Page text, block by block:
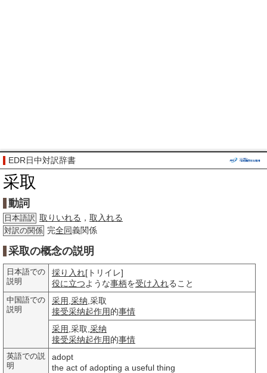
EDR日中対訳辞書
采取
動詞
日本語訳 取りいれる ， 取入れる
対訳の関係 完全同義関係
采取の概念の説明
日本語での
説明
採り入れ[トリイレ]
役に立つような事柄を受け入れること
中国語での
説明
采用 采纳 ,采取
接受采纳起作用的事情
采用 ,采取, 采纳
接受采纳起作用的事情
英語での説
明
adopt
the act of adopting a useful thing